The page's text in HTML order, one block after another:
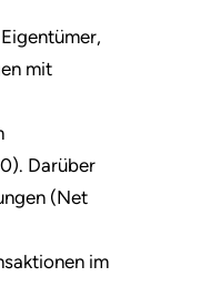
mit
Darüber
(Net
im